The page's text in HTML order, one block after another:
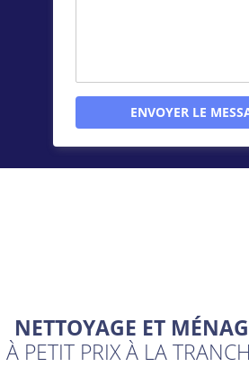
NETTOYAGE ET
À PETIT PRIX À LA